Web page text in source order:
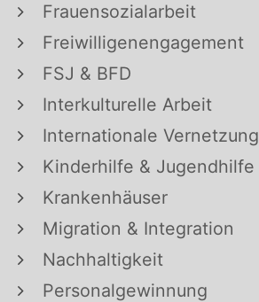
Frauensozialarbeit
Freiwilligenengagement
FSJ & BFD
Interkulturelle Arbeit
Internationale Vernetzung
Kinderhilfe & Jugendhilfe
Krankenhäuser
Migration & Integration
Nachhaltigkeit
Personalgewinnung